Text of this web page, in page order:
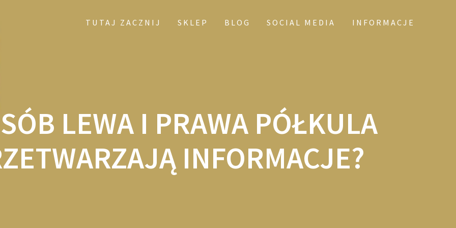
TUTAJ ZACZNIJ SKLEP BLOG SOCIAL MEDIA INFORMACJE
LEWA I PRAWA PÓŁKULA
INFORMACJE?